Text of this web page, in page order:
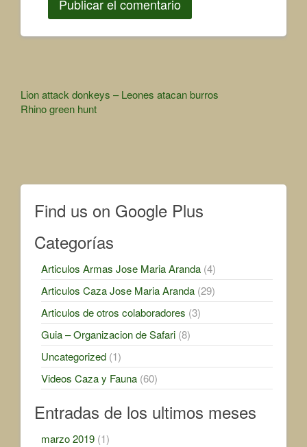
Other
Articles
Lion attack donkeys – Leones atacan burros
Rhino green hunt
Find us on Google Plus
Categorías
Articulos Armas Jose Maria Aranda (4)
Articulos Caza Jose Maria Aranda (29)
Articulos de otros colaboradores (3)
Guia – Organizacion de Safari (8)
Uncategorized (1)
Videos Caza y Fauna (60)
Entradas de los ultimos meses
marzo 2019 (1)